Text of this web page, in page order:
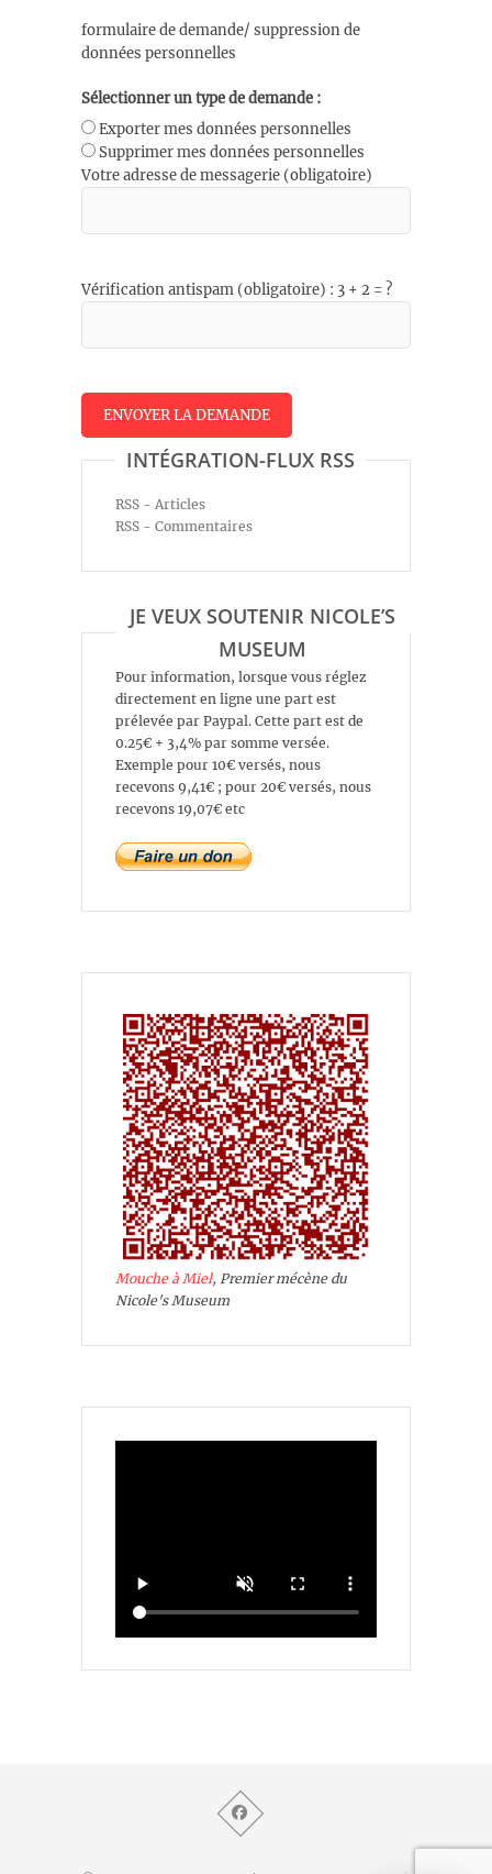
formulaire de demande/ suppression de
données personnelles
Sélectionner un type de demande :
Exporter mes données personnelles
Supprimer mes données personnelles
Votre adresse de messagerie (obligatoire)
Vérification antispam (obligatoire) : 3 + 2 = ?
INTÉGRATION-FLUX RSS
RSS - Articles
RSS - Commentaires
JE VEUX SOUTENIR NICOLE’S
MUSEUM
Pour information, lorsque vous réglez
directement en ligne une part est
prélevée par Paypal. Cette part est de
0.25€ + 3,4% par somme versée.
Exemple pour 10€ versés, nous
recevons 9,41€ ; pour 20€ versés, nous
recevons 19,07€ etc
Mouche à Miel, Premier mécène du
Nicole's Museum